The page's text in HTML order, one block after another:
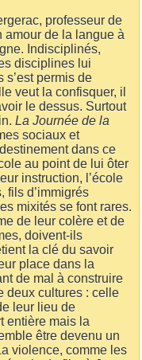
professeur de
amour de la langue à
Indisciplinés,
disciplines lui
s’est permis de
veut la confisquer, il
le dessus. Surtout
La Journée de la
sociaux et
dans ce
au point de lui ôter
instruction, l’école
fils d’immigrés
mixités se font rares.
de leur colère et de
doivent-ils
la clé du savoir
place dans la
de mal à construire
deux cultures : celle
leur lieu de
entière mais la
être devenu un
violence, comme les